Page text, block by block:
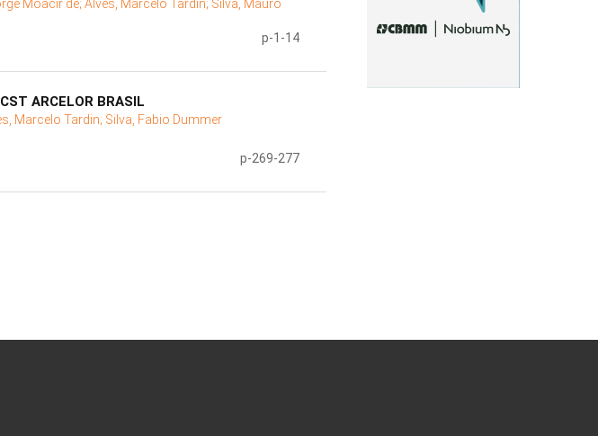
Moacir de; Alves, Marcelo Tardin; Silva, Mauro
p-1-14
ARCELOR BRASIL
Marcelo Tardin; Silva, Fabio Dummer
p-269-277